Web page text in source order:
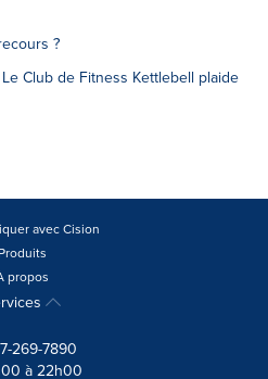
?
Club de Fitness Kettlebell plaide
avec Cision
Produits
propos
269-7890
à 22h00